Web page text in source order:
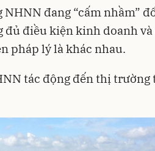
đang “cấm nhầm”
đủ điều kiện kinh doanh
pháp lý là khác nhau.
tác động đến thị trường